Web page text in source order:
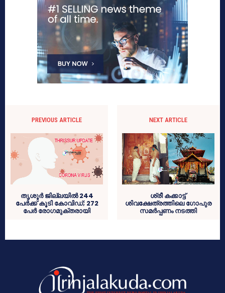
PREVIOUS ARTICLE
തൃശൂർ ജില്ലയിൽ 244
പേർക്ക് കൂടി കോവിഡ്; 272
പേർ രോഗമുക്തരായി
NEXT ARTICLE
ശ്രീ കക്കാട്ട്
ശിവക്ഷേത്രത്തിലെ ഗോപുര
സമർപ്പണം നടത്തി